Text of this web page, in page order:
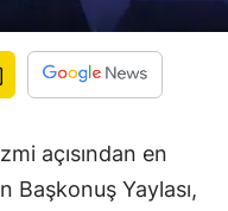
açısından en
Başkonuş Yaylası,